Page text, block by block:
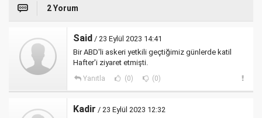
2 Yorum
Said / 23 Eylül 2023 14:41
Bir ABD'li askeri yetkili geçtiğimiz günlerde katil
Hafter'i ziyaret etmişti.
Yanıtla (0) (0)
Kadir / 23 Eylül 2023 12:32